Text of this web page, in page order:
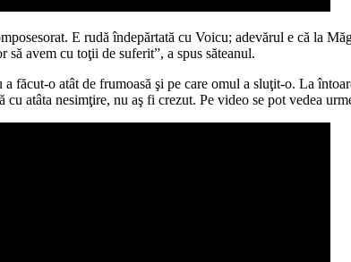
E rudă îndepărtată cu Voicu; adevărul e că la
avem cu toţii de suferit”, a spus săteanul.
a făcut-o atât de frumoasă şi pe care omul a sluţit-o. La
cu atâta nesimţire, nu aş fi crezut. Pe video se pot vedea